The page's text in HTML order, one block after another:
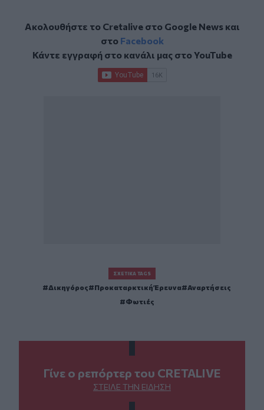
Ακολουθήστε το Cretalive στο Google Newsκαι
στο Facebook
Κάντε εγγραφή στο κανάλι μας στοYouTube
ΣΧΕΤΙΚΆ TAGS
Δικηγόρος Προκαταρκτική Έρευνα
Αναρτήσεις
Φωτιές
Γίνε ο ρεπόρτερ του CRETALIVE
ΣΤΕΊΛΕ ΤΗΝ ΕΊΔΗΣΗ